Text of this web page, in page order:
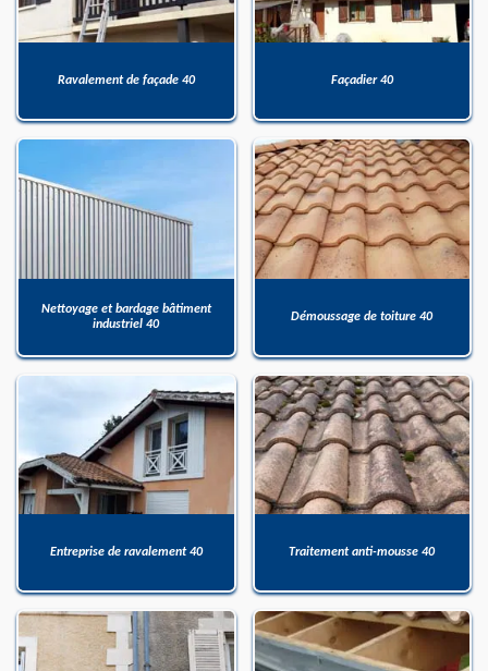
Ravalement de façade 40 Façadier 40
Nettoyage et bardage bâtiment
industriel 40
Démoussage de toiture 40
Entreprise de ravalement 40 Traitement anti-mousse 40